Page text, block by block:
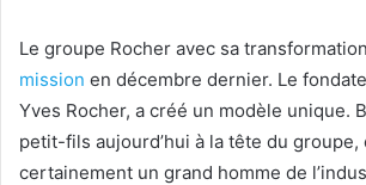
Le groupe Rocher avec sa
mission en décembre dernier. Le
Yves Rocher, a créé un modèle unique.
petit-fils aujourd’hui à la tête du groupe,
certainement un grand homme de